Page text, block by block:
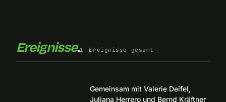
Ereignisse.1 Ereignisse gesamt
Gemeinsam mit Valerie Deifel,
Juliana Herrero und Bernd Kräftner